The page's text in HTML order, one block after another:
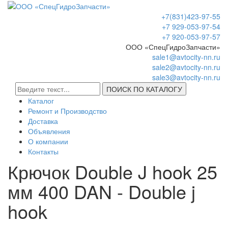
+7(831)423-97-55
+7 929-053-97-54
+7 920-053-97-57
ООО «СпецГидроЗапчасти»
sale1@avtocity-nn.ru
sale2@avtocity-nn.ru
sale3@avtocity-nn.ru
ПОИСК ПО КАТАЛОГУ
Каталог
Ремонт и Производство
Доставка
Объявления
О компании
Контакты
Крючок Double J hook 25
мм 400 DAN - Double j
hook